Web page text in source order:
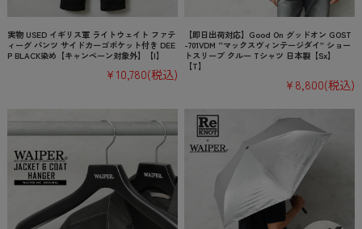
実物 USED イギリス軍 ライトウェイト ファテ
ィーグ パンツ サイドカーゴポケット付き DEE
P BLACK染め【キャンペーン対象外】【I】
¥10,780(税込)
【即日出荷対応】Good On グッドオン GOST
-701VDM “マックスヴィンテージダイ” ショー
トスリーブ クルー Tシャツ 日本製【Sx】
【T】
¥8,800(税込)